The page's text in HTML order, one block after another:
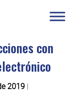
con
2019|